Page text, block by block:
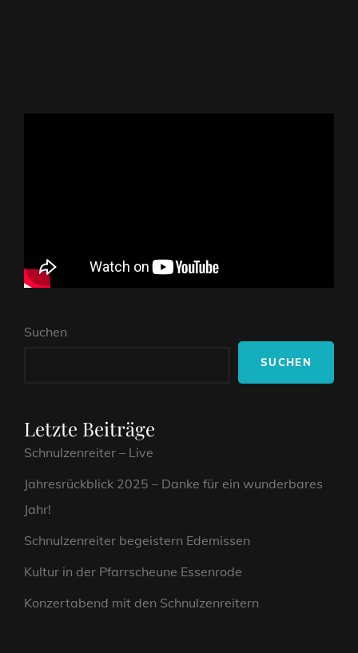
Suchen
SUCHEN
Letzte Beiträge
Schnulzenreiter – Live
Jahresrückblick 2025 – Danke für ein wunderbares
Jahr!
Schnulzenreiter begeistern Edemissen
Kultur in der Pfarrscheune Essenrode
Konzertabend mit den Schnulzenreitern